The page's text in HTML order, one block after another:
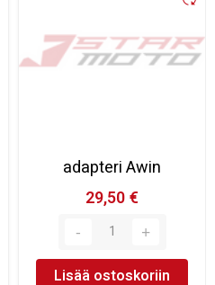
adapteri Awin
29,50 €
Lisää ostoskoriin